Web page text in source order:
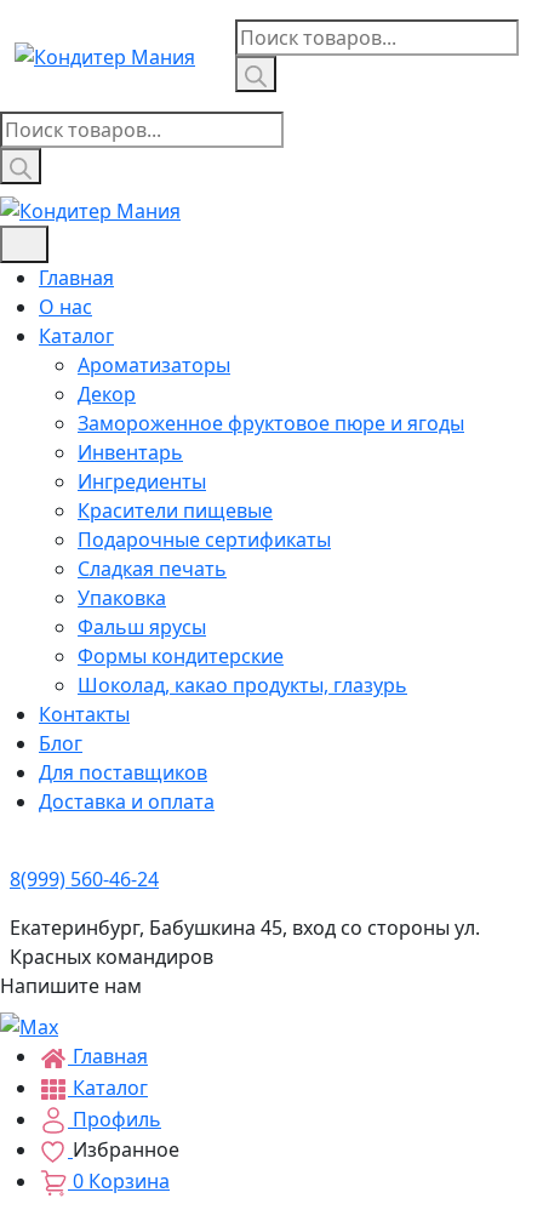
to
content
Поиск
товаров
Поиск
товаров
Главная
О нас
Каталог
Ароматизаторы
Декор
Замороженное фруктовое пюре и ягоды
Инвентарь
Ингредиенты
Красители пищевые
Подарочные сертификаты
Сладкая печать
Упаковка
Фальш ярусы
Формы кондитерские
Шоколад, какао продукты, глазурь
Контакты
Блог
Для поставщиков
Доставка и оплата
8(999) 560-46-24
Екатеринбург, Бабушкина 45, вход со стороны ул.
Красных командиров
Напишите нам
Главная
Каталог
Профиль
Избранное
0 Корзина